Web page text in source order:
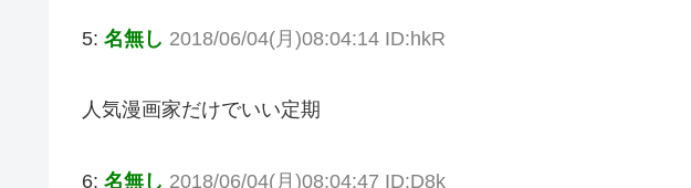
5: 名無し 2018/06/04(月)08:04:14 ID:hkR
人気漫画家だけでいい定期
6: 名無し 2018/06/04(月)08:04:47 ID:D8k